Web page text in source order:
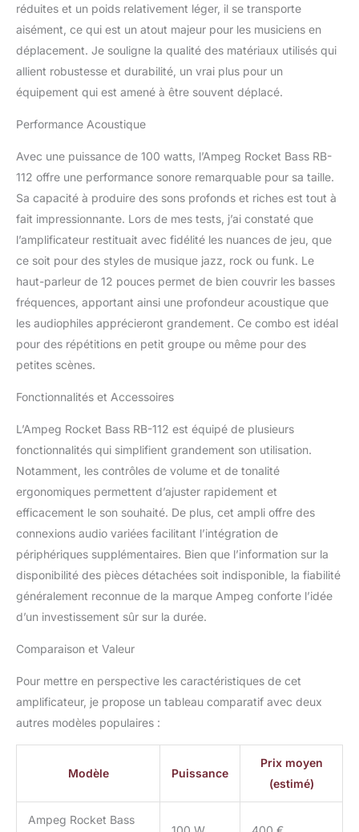
réduites et un poids relativement léger, il se transporte
aisément, ce qui est un atout majeur pour les musiciens en
déplacement. Je souligne la qualité des matériaux utilisés qui
allient robustesse et durabilité, un vrai plus pour un
équipement qui est amené à être souvent déplacé.
Performance Acoustique
Avec une puissance de 100 watts, l’Ampeg Rocket Bass RB-
112 offre une performance sonore remarquable pour sa taille.
Sa capacité à produire des sons profonds et riches est tout à
fait impressionnante. Lors de mes tests, j’ai constaté que
l’amplificateur restituait avec fidélité les nuances de jeu, que
ce soit pour des styles de musique jazz, rock ou funk. Le
haut-parleur de 12 pouces permet de bien couvrir les basses
fréquences, apportant ainsi une profondeur acoustique que
les audiophiles apprécieront grandement. Ce combo est idéal
pour des répétitions en petit groupe ou même pour des
petites scènes.
Fonctionnalités et Accessoires
L’Ampeg Rocket Bass RB-112 est équipé de plusieurs
fonctionnalités qui simplifient grandement son utilisation.
Notamment, les contrôles de volume et de tonalité
ergonomiques permettent d’ajuster rapidement et
efficacement le son souhaité. De plus, cet ampli offre des
connexions audio variées facilitant l’intégration de
périphériques supplémentaires. Bien que l’information sur la
disponibilité des pièces détachées soit indisponible, la fiabilité
généralement reconnue de la marque Ampeg conforte l’idée
d’un investissement sûr sur la durée.
Comparaison et Valeur
Pour mettre en perspective les caractéristiques de cet
amplificateur, je propose un tableau comparatif avec deux
autres modèles populaires :
Modèle Puissance
Prix moyen
(estimé)
Ampeg Rocket Bass